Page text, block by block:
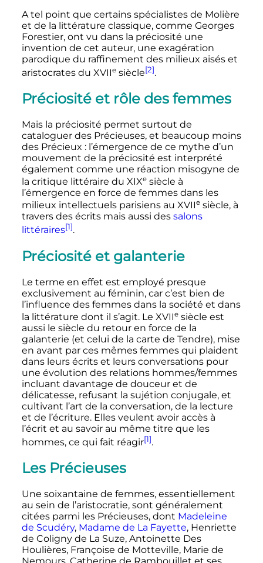
A tel point que certains spécialistes de Molière
et de la littérature classique, comme Georges
Forestier, ont vu dans la préciosité une
invention de cet auteur, une exagération
parodique du raffinement des milieux aisés et
aristocrates du XVIIe siècle[2].
Préciosité et rôle des femmes
Mais la préciosité permet surtout de
cataloguer des Précieuses, et beaucoup moins
des Précieux : l’émergence de ce mythe d’un
mouvement de la préciosité est interprété
également comme une réaction misogyne de
la critique littéraire du XIXe siècle à
l’émergence en force de femmes dans les
milieux intellectuels parisiens au XVIIe siècle, à
travers des écrits mais aussi des salons
littéraires[1].
Préciosité et galanterie
Le terme en effet est employé presque
exclusivement au féminin, car c’est bien de
l’influence des femmes dans la société et dans
la littérature dont il s’agit. Le XVIIe siècle est
aussi le siècle du retour en force de la
galanterie (et celui de la carte de Tendre), mise
en avant par ces mêmes femmes qui plaident
dans leurs écrits et leurs conversations pour
une évolution des relations hommes/femmes
incluant davantage de douceur et de
délicatesse, refusant la sujétion conjugale, et
cultivant l’art de la conversation, de la lecture
et de l’écriture. Elles veulent avoir accès à
l’écrit et au savoir au même titre que les
hommes, ce qui fait réagir[1].
Les Précieuses
Une soixantaine de femmes, essentiellement
au sein de l’aristocratie, sont généralement
citées parmi les Précieuses, dont Madeleine
de Scudéry, Madame de La Fayette, Henriette
de Coligny de La Suze, Antoinette Des
Houlières, Françoise de Motteville, Marie de